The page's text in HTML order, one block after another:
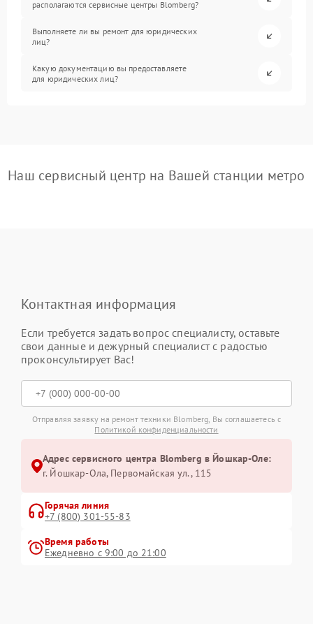
располагаются сервисные центры Blomberg?
Выполняете ли вы ремонт для юридических
лиц?
Какую документацию вы предоставляете
для юридических лиц?
Наш сервисный центр на Вашей станции метро
Контактная информация
Если требуется задать вопрос специалисту, оставьте
свои данные и дежурный специалист с радостью
проконсультирует Вас!
Отправляя заявку на ремонт техники Blomberg, Вы соглашаетесь с
Политикой конфиденциальности
Адрес сервисного центра Blomberg в Йошкар-Оле:
г. Йошкар-Ола, Первомайская ул., 115
Горячая линия
+7 (800) 301-55-83
Время работы
Ежедневно с 9:00 до 21:00